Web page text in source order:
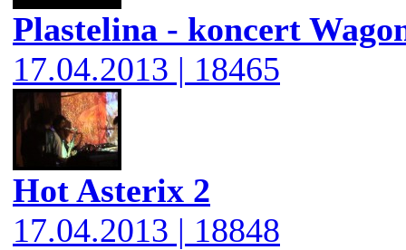
Plastelina - koncert
17.04.2013 | 18465
Hot Asterix 2
17.04.2013 | 18848